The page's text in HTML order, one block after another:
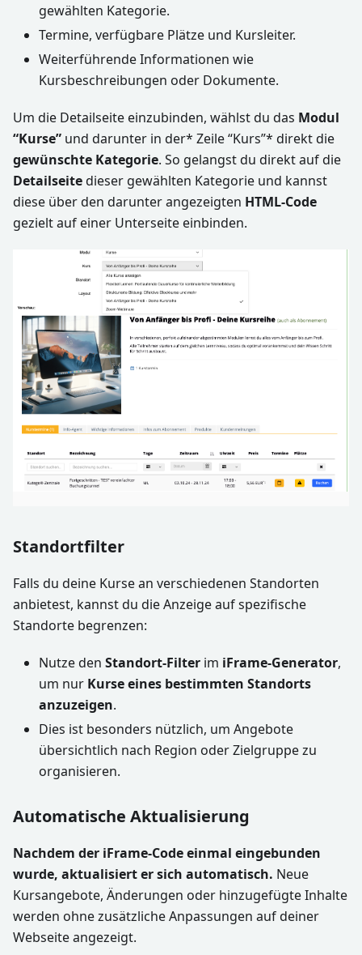
gewählten Kategorie.
Termine, verfügbare Plätze und Kursleiter.
Weiterführende Informationen wie
Kursbeschreibungen oder Dokumente.
Um die Detailseite einzubinden, wählst du das Modul
“Kurse” und darunter in der* Zeile “Kurs”* direkt die
gewünschte Kategorie. So gelangst du direkt auf die
Detailseitedieser gewählten Kategorie und kannst
diese über den darunter angezeigten HTML-Code
gezielt auf einer Unterseite einbinden.
Standortfilter
Falls du deine Kurse an verschiedenen Standorten
anbietest, kannst du die Anzeige auf spezifische
Standorte begrenzen:
Nutze den Standort-Filter im iFrame-Generator,
um nur Kurse eines bestimmten Standorts
anzuzeigen.
Dies ist besonders nützlich, um Angebote
übersichtlich nach Region oder Zielgruppe zu
organisieren.
Automatische Aktualisierung
Nachdem der iFrame-Code einmal eingebunden
wurde, aktualisiert er sich automatisch. Neue
Kursangebote, Änderungen oder hinzugefügte Inhalte
werden ohne zusätzliche Anpassungen auf deiner
Webseite angezeigt.